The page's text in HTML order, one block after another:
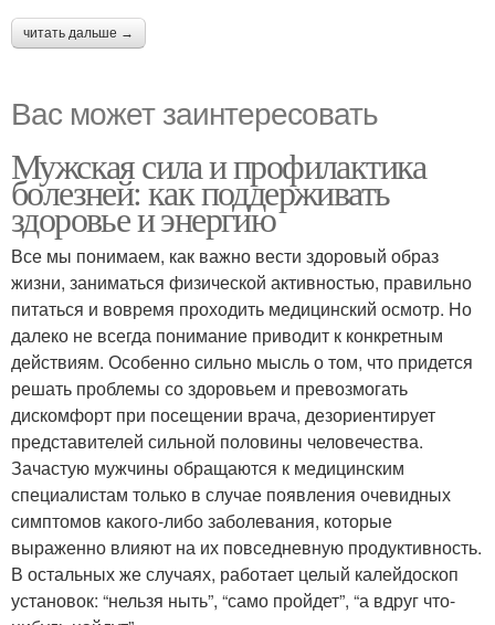
читать дальше →
Вас может заинтересовать
Мужская сила и профилактика
болезней: как поддерживать
здоровье и энергию
Все мы понимаем, как важно вести здоровый образ
жизни, заниматься физической активностью, правильно
питаться и вовремя проходить медицинский осмотр. Но
далеко не всегда понимание приводит к конкретным
действиям. Особенно сильно мысль о том, что придется
решать проблемы со здоровьем и превозмогать
дискомфорт при посещении врача, дезориентирует
представителей сильной половины человечества.
Зачастую мужчины обращаются к медицинским
специалистам только в случае появления очевидных
симптомов какого-либо заболевания, которые
выраженно влияют на их повседневную продуктивность.
В остальных же случаях, работает целый калейдоскоп
установок: “нельзя ныть”, “само пройдет”, “а вдруг что-